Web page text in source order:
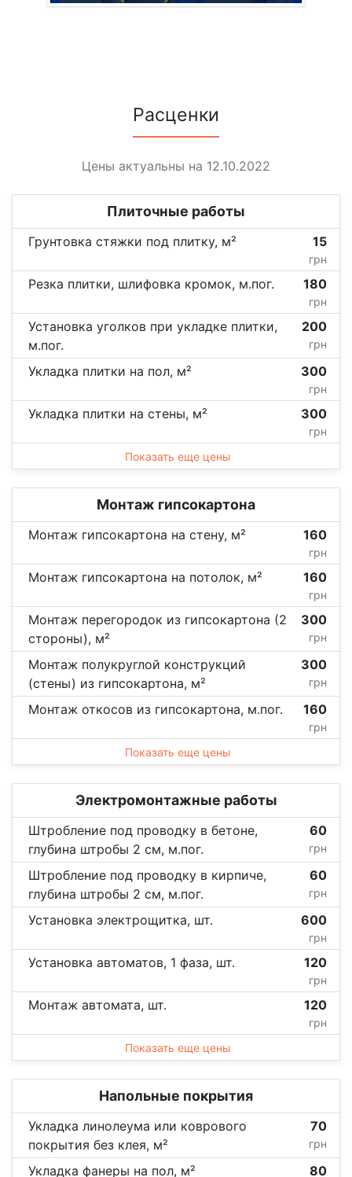
Расценки
Цены актуальны на 12.10.2022
Плиточные работы
Грунтовка стяжки под плитку, м² 15
грн
Резка плитки, шлифовка кромок, м.пог. 180
грн
Установка уголков при укладке плитки,
м.пог.
200
грн
Укладка плитки на пол, м² 300
грн
Укладка плитки на стены, м² 300
грн
Показать еще цены
Монтаж гипсокартона
Монтаж гипсокартона на стену, м² 160
грн
Монтаж гипсокартона на потолок, м² 160
грн
Монтаж перегородок из гипсокартона (2
стороны), м²
300
грн
Монтаж полукруглой конструкций
(стены) из гипсокартона, м²
300
грн
Монтаж откосов из гипсокартона, м.пог. 160
грн
Показать еще цены
Электромонтажные работы
Штробление под проводку в бетоне,
глубина штробы 2 см, м.пог.
60
грн
Штробление под проводку в кирпиче,
глубина штробы 2 см, м.пог.
60
грн
Установка электрощитка, шт. 600
грн
Установка автоматов, 1 фаза, шт. 120
грн
Монтаж автомата, шт. 120
грн
Показать еще цены
Напольные покрытия
Укладка линолеума или коврового
покрытия без клея, м²
70
грн
Укладка фанеры на пол, м² 80